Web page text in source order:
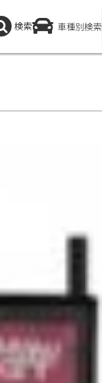
検索 車種別検索